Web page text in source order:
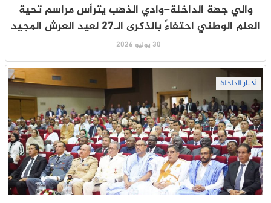
والي جهة الداخلة–وادي الذهب يترأس مراسم تحية
العلم الوطني احتفاءً بالذكرى الـ27 لعيد العرش المجيد
30 يوليو 2026
أخبار الداخلة